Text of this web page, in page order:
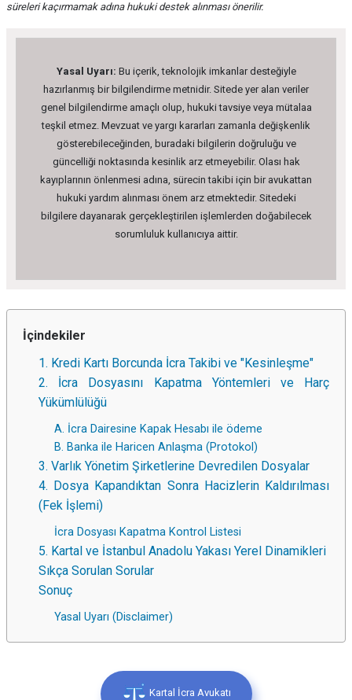
süreleri kaçırmamak adına hukuki destek alınması önerilir.
Yasal Uyarı: Bu içerik, teknolojik imkanlar desteğiyle
hazırlanmış bir bilgilendirme metnidir. Sitede yer alan veriler
genel bilgilendirme amaçlı olup, hukuki tavsiye veya mütalaa
teşkil etmez. Mevzuat ve yargı kararları zamanla değişkenlik
gösterebileceğinden, buradaki bilgilerin doğruluğu ve
güncelliği noktasında kesinlik arz etmeyebilir. Olası hak
kayıplarının önlenmesi adına, sürecin takibi için bir avukattan
hukuki yardım alınması önem arz etmektedir. Sitedeki
bilgilere dayanarak gerçekleştirilen işlemlerden doğabilecek
sorumluluk kullanıcıya aittir.
İçindekiler
1. Kredi Kartı Borcunda İcra Takibi ve "Kesinleşme"
2. İcra Dosyasını Kapatma Yöntemleri ve Harç
Yükümlülüğü
A. İcra Dairesine Kapak Hesabı ile ödeme
B. Banka ile Haricen Anlaşma (Protokol)
3. Varlık Yönetim Şirketlerine Devredilen Dosyalar
4. Dosya Kapandıktan Sonra Hacizlerin Kaldırılması
(Fek İşlemi)
İcra Dosyası Kapatma Kontrol Listesi
5. Kartal ve İstanbul Anadolu Yakası Yerel Dinamikleri
Sıkça Sorulan Sorular
Sonuç
Yasal Uyarı (Disclaimer)
Kartal İcra Avukatı